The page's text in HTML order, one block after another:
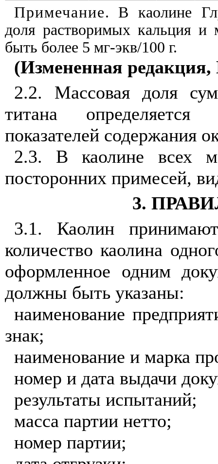
Примечание. В каолине
доля растворимых кальция
быть более 5 мг-экв/100 г.
(Измененная
2.2. Массовая доля
титана определяется
показателей содержания
2.3. В каолине всех
посторонних примесей,
3.
3.1. Каолин
количество каолина
оформленное одним
должны быть указаны:
наименование
знак;
наименование и марка
номер и дата выдачи
результаты испытаний;
масса партии нетто;
номер партии;